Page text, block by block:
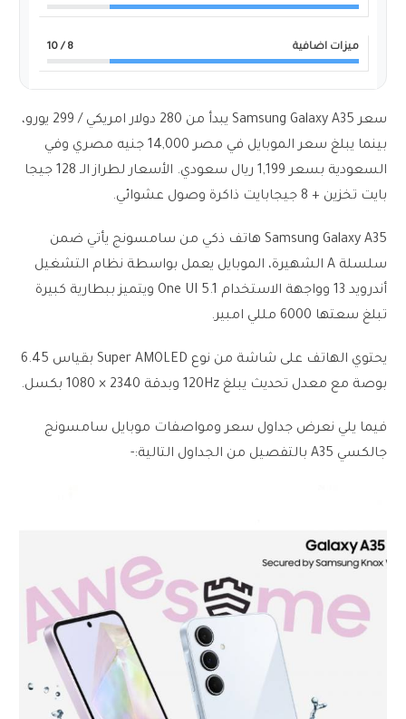
ميزات اضافية 8
/ 10
سعر Samsung Galaxy A35 يبدأ من 280 دولار امريكي / 299 يورو،
بينما يبلغ سعر الموبايل في مصر 14,000 جنيه مصري وفي
السعودية بسعر 1,199 ريال سعودي. الأسعار لطراز الـ 128 جيجا
بايت تخزين + 8 جيجابايت ذاكرة وصول عشوائي.
Samsung Galaxy A35 هاتف ذكي من سامسونج يأتي ضمن
سلسلة A الشهيرة، الموبايل يعمل بواسطة نظام التشغيل
أندرويد 13 وواجهة الاستخدام One UI 5.1 ويتميز ببطارية كبيرة
تبلغ سعتها 6000 مللي امبير.
يحتوي الهاتف على شاشة من نوع Super AMOLED بقياس 6.45
بوصة مع معدل تحديث يبلغ 120Hz وبدقة 2340 × 1080 بكسل.
فيما يلي نعرض جداول سعر ومواصفات موبايل سامسونج
جالكسي A35 بالتفصيل من الجداول التالية:-